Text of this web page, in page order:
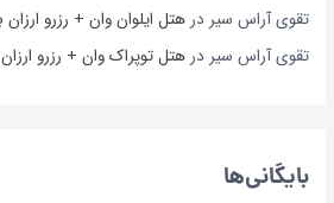
تقوی آراس سیر درهتل ایلوان وان + رزرو ارزان
تقوی آراس سیر درهتل توپراک وان + رزرو
بایگانی‌ها